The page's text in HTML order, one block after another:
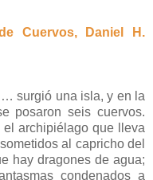
Cuervos, Daniel H.
surgió una isla, y en la
posaron seis cuervos.
archipiélago que lleva
al capricho del
hay dragones de agua;
condenados a